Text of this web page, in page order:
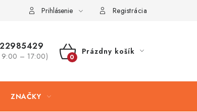
Prihlásenie Registrácia
9:00 – 17:00)
NÁKUPNÝ
Prázdny košík
ZNAČKY